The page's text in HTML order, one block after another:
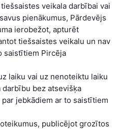
veikala darbībai vai
pienākumus, Pārdevējs
ierobežot, apturēt
tiešsaistes veikalu un nav
saistītiem Pircēja
laiku vai uz nenoteiktu laiku
bez atsevišķa
jebkādiem ar to saistītiem
publicējot grozītos